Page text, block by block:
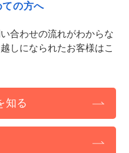
ての方へ
合わせの流れがわからな
しになられたお客様はこ
知る